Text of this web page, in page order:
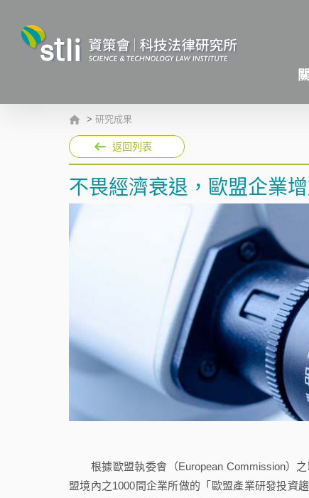
> 研究成果
返回列表
不畏經濟衰退，歐盟企業
根據歐盟執委會（European Commission）之
盟境內之1000間企業所做的「歐盟產業研發投資